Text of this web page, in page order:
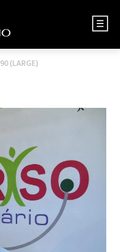
(LARGE)